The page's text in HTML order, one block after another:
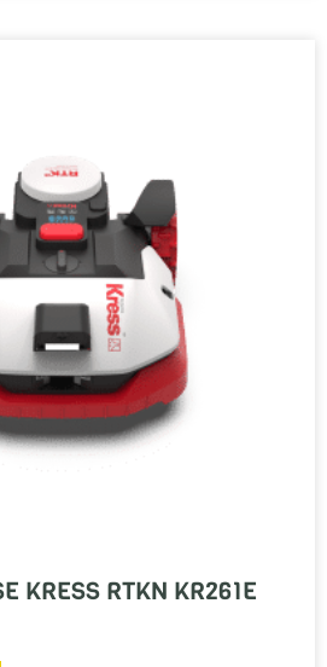
KRESS RTKN KR261E